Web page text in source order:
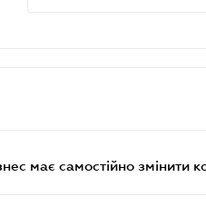
має самостійно змінити